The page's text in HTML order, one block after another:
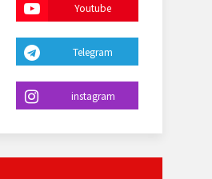
Youtube
Telegram
instagram